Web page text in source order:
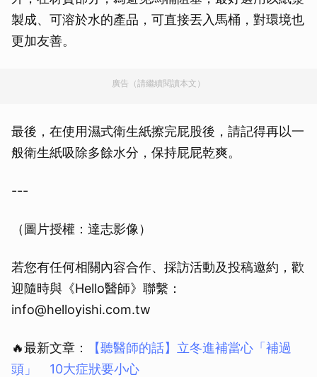
製成、可溶於水的產品，可直接丟入馬桶，對環境也
更加友善。
廣告（請繼續閱讀本文）
最後，在使用濕式衛生紙擦完屁股後，請記得再以一
般衛生紙吸除多餘水分，保持屁屁乾爽。
---
（圖片授權：達志影像）
若您有任何相關內容合作、採訪活動及投稿邀約，歡
迎隨時與《Hello醫師》聯繫：
info@helloyishi.com.tw
🔥最新文章：
【聽醫師的話】立冬進補當心「補過
頭」 10大症狀要小心